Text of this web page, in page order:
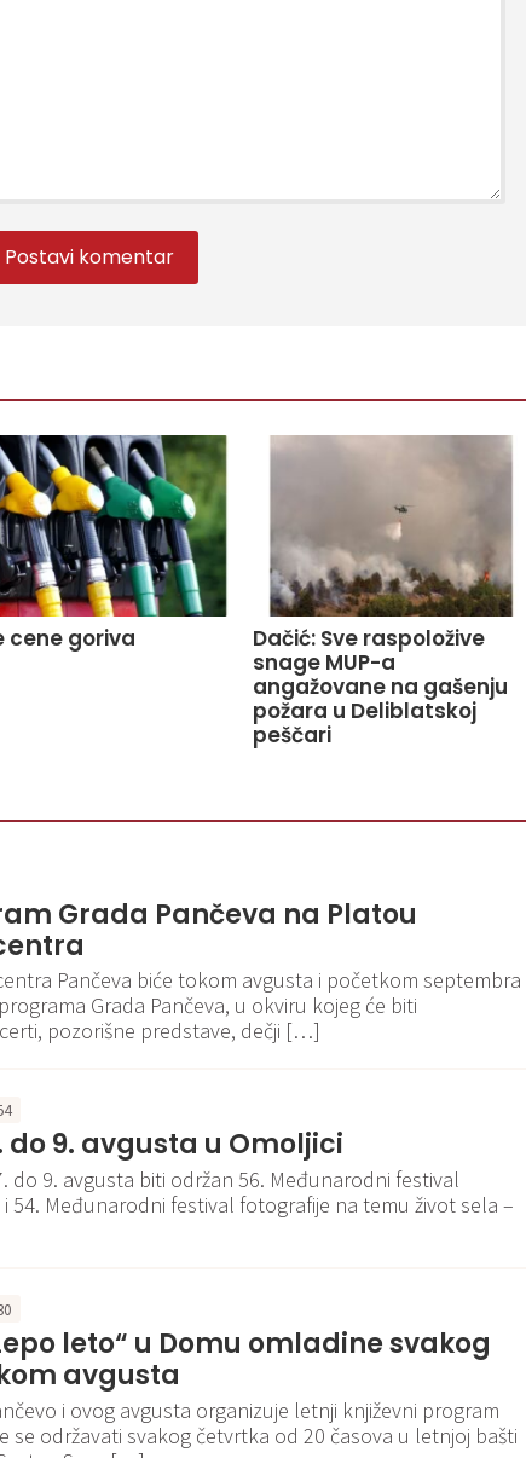
cene goriva
Dačić: Sve raspoložive
snage MUP-a
angažovane na gašenju
požara u Deliblatskoj
peščari
Grada Pančeva na Platou
Pančeva biće tokom avgusta i početkom septembra
Grada Pančeva, u okviru kojeg će biti
pozorišne predstave, dečji […]
do 9. avgusta u Omoljici
do 9. avgusta biti održan 56. Međunarodni festival
54. Međunarodni festival fotografije na temu život sela –
leto“ u Domu omladine svakog
avgusta
i ovog avgusta organizuje letnji književni program
se održavati svakog četvrtka od 20 časova u letnjoj bašti